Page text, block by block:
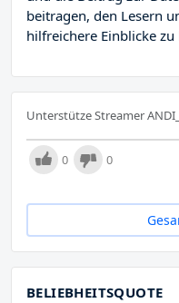
beitragen, den Lesern
hilfreichere Einblicke zu
Unterstütze Streamer
0 0
BELIEBHEITSQUOTE